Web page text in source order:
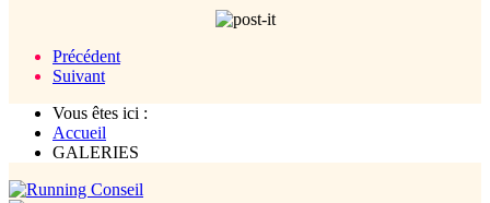
Précédent
Suivant
Vous êtes ici :
Accueil
GALERIES